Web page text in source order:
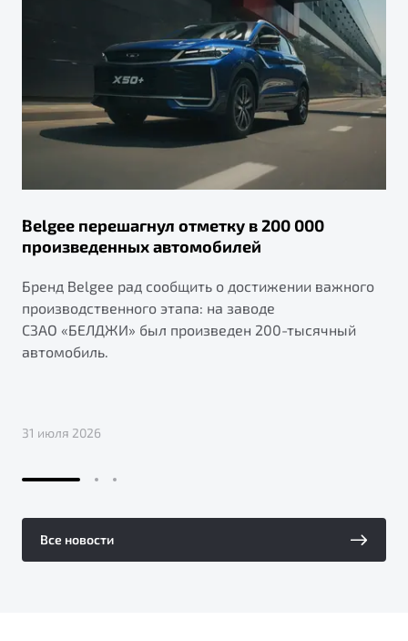
Belgee перешагнул отметку в 200 000
произведенных автомобилей
Бренд Belgee рад сообщить о достижении важного
производственного этапа: на заводе
СЗАО «БЕЛДЖИ» был произведен 200-тысячный
автомобиль.
31 июля 2026
Все новости